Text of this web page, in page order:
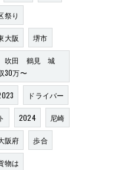
祭り
大阪 堺市
吹田 鶴見 城
万〜
ドライバー
2024 尼崎
阪府 歩合
物は